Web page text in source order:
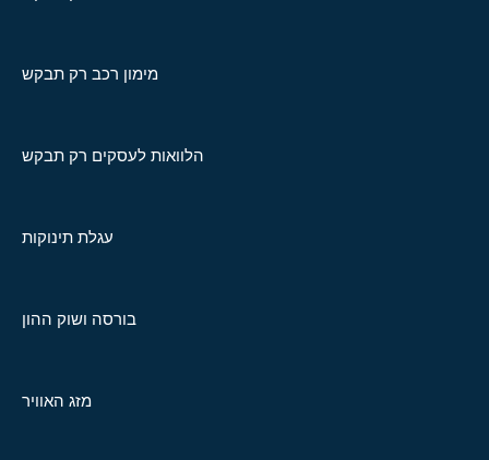
מימון רכב רק תבקש
הלוואות לעסקים רק תבקש
עגלת תינוקות
בורסה ושוק ההון
מזג האוויר